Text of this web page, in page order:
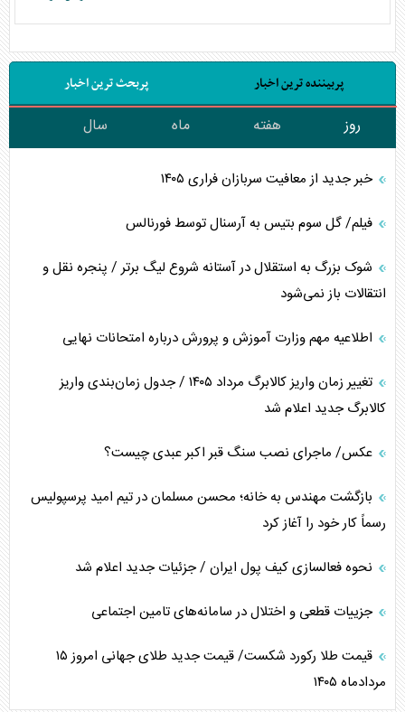
پربیننده ترین اخبار پربحث ترین اخبار
روز هفته ماه سال
خبر جدید از معافیت سربازان فراری ۱۴۰۵
فیلم/ گل سوم بتیس به آرسنال توسط فورنالس
شوک بزرگ به استقلال در آستانه شروع لیگ برتر / پنجره نقل و
انتقالات باز نمی‌شود
اطلاعیه مهم وزارت آموزش و پرورش درباره امتحانات نهایی
تغییر زمان واریز کالابرگ مرداد ۱۴۰۵ / جدول زمان‌بندی واریز
کالابرگ جدید اعلام شد
عکس/ ماجرای نصب سنگ قبر اکبر عبدی چیست؟
بازگشت مهندس به خانه؛ محسن مسلمان در تیم امید پرسپولیس
رسماً کار خود را آغاز کرد
نحوه فعالسازی کیف پول ایران / جزئیات جدید اعلام شد
جزییات قطعی و اختلال در سامانه‌های تامین اجتماعی
قیمت طلا رکورد شکست/ قیمت جدید طلای جهانی امروز ۱۵
مردادماه ۱۴۰۵